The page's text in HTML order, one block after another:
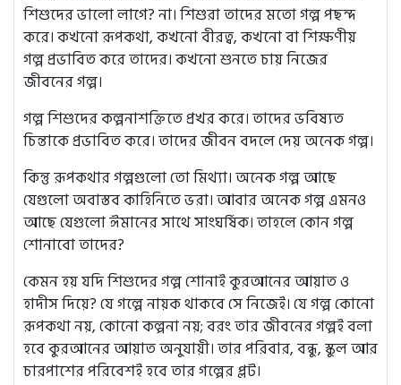
শিশুদের ভালো লাগে? না। শিশুরা তাদের মতো গল্প পছন্দ
করে। কখনো রূপকথা, কখনো বীরত্ব, কখনো বা শিক্ষণীয়
গল্প প্রভাবিত করে তাদের। কখনো শুনতে চায় নিজের
জীবনের গল্প।
গল্প শিশুদের কল্পনাশক্তিতে প্রখর করে। তাদের ভবিষ্যত
চিন্তাকে প্রভাবিত করে। তাদের জীবন বদলে দেয় অনেক গল্প।
কিন্তু রূপকথার গল্পগুলো তো মিথ্যা। অনেক গল্প আছে
যেগুলো অবাস্তব কাহিনিতে ভরা। আবার অনেক গল্প এমনও
আছে যেগুলো ঈমানের সাথে সাংঘর্ষিক। তাহলে কোন গল্প
শোনাবো তাদের?
কেমন হয় যদি শিশুদের গল্প শোনাই কুরআনের আয়াত ও
হাদীস দিয়ে? যে গল্পে নায়ক থাকবে সে নিজেই। যে গল্প কোনো
রূপকথা নয়, কোনো কল্পনা নয়; বরং তার জীবনের গল্পই বলা
হবে কুরআনের আয়াত অনুযায়ী। তার পরিবার, বন্ধু, স্কুল আর
চারপাশের পরিবেশই হবে তার গল্পের প্লট।